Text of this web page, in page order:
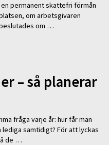
permanent skattefri förmån
om arbetsgivaren
om …
– så planerar
fråga varje år: hur får man
lediga samtidigt? För att lyckas
de …